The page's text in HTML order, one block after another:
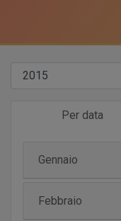
Per data
Gennaio
Febbraio